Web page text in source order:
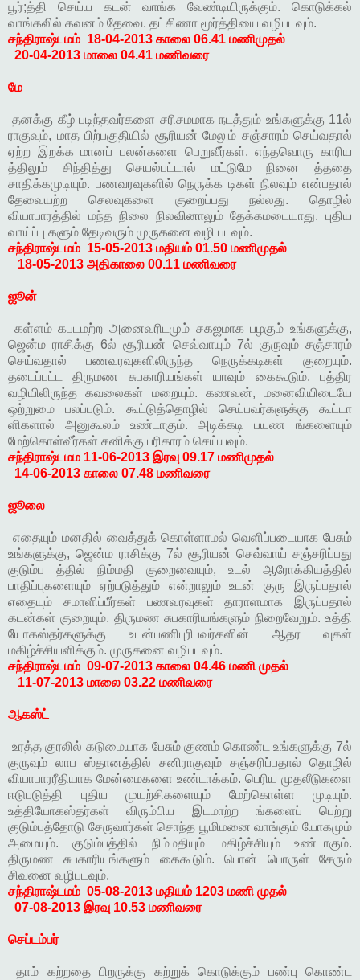
பூர்;த்தி செய்ய கடன் வாங்க வேண்டியிருக்கும். கொடுக்கல்
வாங்கலில் கவனம் தேவை. தட்சிணா மூர்த்தியை வழிபடவும்.
சந்திராஷ்டமம் 18-04-2013 காலை 06.41 மணிமுதல்
20-04-2013 மாலை 04.41 மணிவரை
மே
தனக்கு கீழ் படிந்தவர்களை சரிசமமாக நடத்தும் உங்களுக்கு 11ல்
ராகுவும், மாத பிற்பகுதியில் சூரியன் மேலும் சஞ்சாரம் செய்வதால்
ஏற்ற இறக்க மானப் பலன்களை பெறுவீர்கள். எந்தவொரு காரிய
த்திலும் சிந்தித்து செயல்பட்டால் மட்டுமே நினை த்ததை
சாதிக்கமுடியும். பணவரவுகளில் நெருக்க டிகள் நிலவும் என்பதால்
தேவையற்ற செலவுகளை குறைப்பது நல்லது. தொழில்
வியாபாரத்தில் மந்த நிலை நிலவினாலும் தேக்கமடையாது. புதிய
வாய்ப்பு களும் தேடிவரும் முருகனை வழி படவும்.
சந்திராஷ்டமம் 15-05-2013 மதியம் 01.50 மணிமுதல்
18-05-2013 அதிகாலை 00.11 மணிவரை
ஜூன்
கள்ளம் கபடமற்ற அனைவரிடமும் சகஜமாக பழகும் உங்களுக்கு,
ஜென்ம ராசிக்கு 6ல் சூரியன் செவ்வாயும் 7ல் குருவும் சஞ்சாரம்
செய்வதால் பணவரவுகளிலிருந்த நெருக்கடிகள் குறையும்.
தடைப்பட்ட திருமண சுபகாரியங்கள் யாவும் கைகூடும். புத்திர
வழியிலிருந்த கவலைகள் மறையும். கணவன், மனைவியிடையே
ஒற்றுமை பலப்படும். கூட்டுத்தொழில் செய்பவர்களுக்கு கூட்டா
ளிகளால் அனுகூலம் உண்டாகும். அடிக்கடி பயண ங்களையும்
மேற்கொள்வீர்கள் சனிக்கு பரிகாரம் செய்யவும்.
சந்திராஷ்டமம 11-06-2013 இரவு 09.17 மணிமுதல்
14-06-2013 காலை 07.48 மணிவரை
ஜூலை
எதையும் மனதில் வைத்துக் கொள்ளாமல் வெளிப்படையாக பேசும்
உங்களுக்கு, ஜென்ம ராசிக்கு 7ல் சூரியன் செவ்வாய் சஞ்சரிப்பது
குடும்ப த்தில் நிம்மதி குறைவையும், உடல் ஆரோக்கியத்தில்
பாதிப்புகளையும் ஏற்படுத்தும் என்றாலும் உடன் குரு இருப்பதால்
எதையும் சமாளிப்பீர்கள் பணவரவுகள் தாராளமாக இருப்பதால்
கடன்கள் குறையும். திருமண சுபகாரியங்களும் நிறைவேறும். உத்தி
யோகஸ்தர்களுக்கு உடன்பணிபுரிபவர்களின் ஆதர வுகள்
மகிழ்ச்சியளிக்கும். முருகனை வழிபடவும்.
சந்திராஷ்டமம் 09-07-2013 காலை 04.46 மணி முதல்
11-07-2013 மாலை 03.22 மணிவரை
ஆகஸ்ட்
உரத்த குரலில் கடுமையாக பேசும் குணம் கொண்ட உங்களுக்கு 7ல்
குருவும் லாப ஸ்தானத்தில் சனிராகுவும் சஞ்சரிப்பதால் தொழில்
வியாபாரரீதியாக மேன்மைகளை உண்டாக்கம். பெரிய முதலீடுகளை
ஈடுபடுத்தி புதிய முயற்சிகளையும் மேற்கொள்ள முடியும்.
உத்தியோகஸ்தர்கள் விரும்பிய இடமாற்ற ங்களைப் பெற்று
குடும்பத்தோடு சேருவார்கள் சொந்த பூமிமனை வாங்கும் யோகமும்
அமையும். குடும்பத்தில் நிம்மதியும் மகிழ்ச்சியும் உண்டாகும்.
திருமண சுபகாரியங்களும் கைகூடும். பொன் பொருள் சேரும்
சிவனை வழிபடவும்.
சந்திராஷ்டமம் 05-08-2013 மதியம் 1203 மணி முதல்
07-08-2013 இரவு 10.53 மணிவரை
செப்டம்பர்
தாம் கற்றதை பிறருக்கு கற்றுக் கொடுக்கும் பண்பு கொண்ட